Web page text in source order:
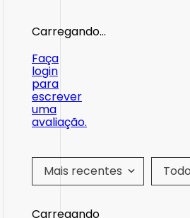
Carregando…
Faça
login
para
escrever
uma
avaliação.
Mais recentes
Carregando